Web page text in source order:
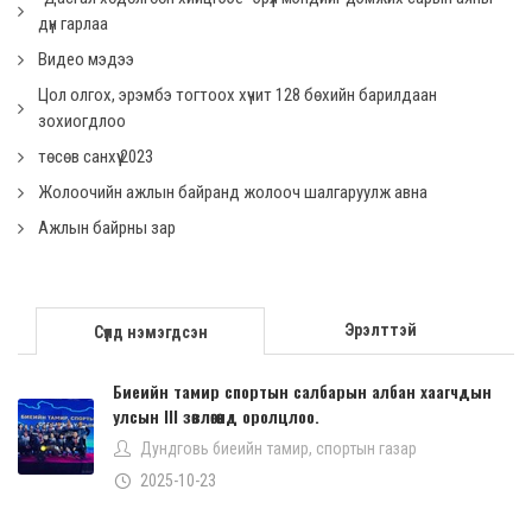
дүн гарлаа
Видео мэдээ
Цол олгох, эрэмбэ тогтоох хүчит 128 бөхийн барилдаан
зохиогдлоо
төсөв санхүү 2023
Жолоочийн ажлын байранд жолооч шалгаруулж авна
Ажлын байрны зар
Сүүлд нэмэгдсэн Эрэлттэй
Биеийн тамир спортын салбарын албан хаагчдын
улсын III зөвлөгөөнд оролцлоо.
Дундговь биеийн тамир, спортын газар
2025-10-23